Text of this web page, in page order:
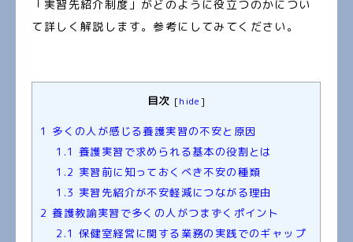
「実習先紹介制度」がどのように役立つのかについ
て詳しく解説します。参考にしてみてください。
目次 [hide]
1
多くの人が感じる養護実習の不安と原因
1.1 養護実習で求められる基本の役割とは
1.2 実習前に知っておくべき不安の種類
1.3 実習先紹介が不安軽減につながる理由
2 養護教諭実習で多くの人がつまずくポイント
2.1 保健室経営に関する業務の実践でのギャップ